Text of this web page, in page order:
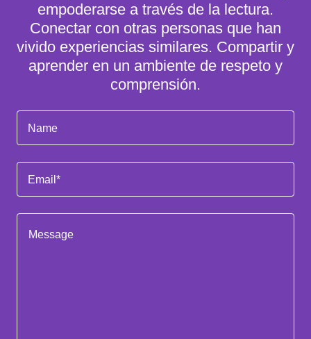
empoderarse a través de la lectura.
Conectar con otras personas que han
vivido experiencias similares. Compartir y
aprender en un ambiente de respeto y
comprensión.
Name
Email*